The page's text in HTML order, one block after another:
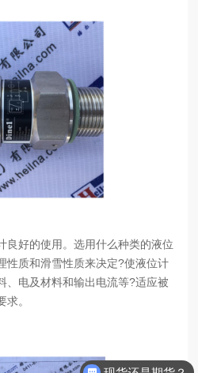
良好的使用。选用什么种类的液位
性质和滑雪性质来决定?使液位计
、电及材料和输出电流等?适应被
。
现货还是期货？